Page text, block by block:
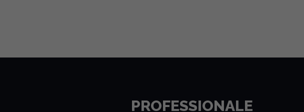
PROFESSIONALE